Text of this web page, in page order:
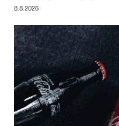
8.8.2026